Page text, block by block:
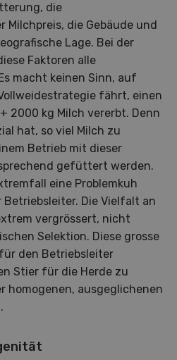
die
die Gebäude und
Lage. Bei der
Faktoren alle
macht keinen Sinn, auf
fährt, einen
2000 kg Milch vererbt. Denn
hat, so viel Milch zu
Betrieb mit dieser
gefüttert werden.
eine Problemkuh
Die Vielfalt an
vergrössert, nicht
Selektion. Diese grosse
den Betriebsleiter
Stier für die Herde zu
homogenen, ausgeglichenen